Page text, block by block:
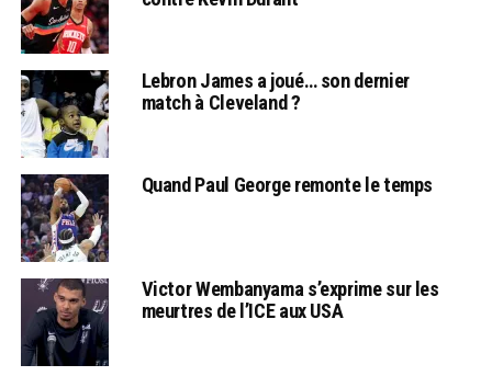
Lebron James a joué… son dernier
match à Cleveland ?
Quand Paul George remonte le temps
Victor Wembanyama s’exprime sur les
meurtres de l’ICE aux USA